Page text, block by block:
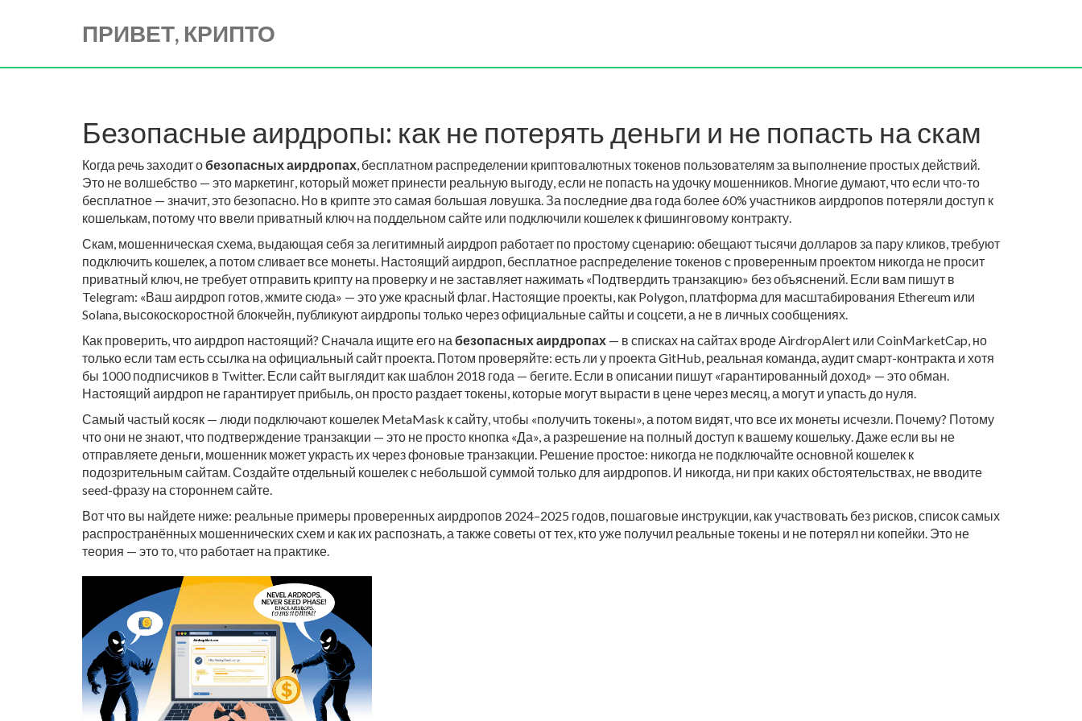
ПРИВЕТ, КРИПТО
Безопасные аирдропы: как не потерять деньги и не попасть на скам
Когда речь заходит обезопасных аирдропах, бесплатном распределении криптовалютных токенов пользователям за выполнение простых действий.
Это не волшебство — это маркетинг, который может принести реальную выгоду, если не попасть на удочку мошенников. Многие думают, что если что-то
бесплатное — значит, это безопасно. Но в крипте это самая большая ловушка. За последние два года более 60% участников аирдропов потеряли доступ к
кошелькам, потому что ввели приватный ключ на поддельном сайте или подключили кошелек к фишинговому контракту.
Скам, мошенническая схема, выдающая себя за легитимный аирдроп работает по простому сценарию: обещают тысячи долларов за пару кликов, требуют
подключить кошелек, а потом сливает все монеты. Настоящий аирдроп, бесплатное распределение токенов с проверенным проектом никогда не просит
приватный ключ, не требует отправить крипту на проверку и не заставляет нажимать «Подтвердить транзакцию» без объяснений. Если вам пишут в
Telegram: «Ваш аирдроп готов, жмите сюда» — это уже красный флаг. Настоящие проекты, как Polygon, платформа для масштабирования Ethereum или
Solana, высокоскоростной блокчейн, публикуют аирдропы только через официальные сайты и соцсети, а не в личных сообщениях.
Как проверить, что аирдроп настоящий? Сначала ищите его на безопасных аирдропах — в списках на сайтах вроде AirdropAlert или CoinMarketCap, но
только если там есть ссылка на официальный сайт проекта. Потом проверяйте: есть ли у проекта GitHub, реальная команда, аудит смарт-контракта и хотя
бы 1000 подписчиков в Twitter. Если сайт выглядит как шаблон 2018 года — бегите. Если в описании пишут «гарантированный доход» — это обман.
Настоящий аирдроп не гарантирует прибыль, он просто раздает токены, которые могут вырасти в цене через месяц, а могут и упасть до нуля.
Самый частый косяк — люди подключают кошелек MetaMask к сайту, чтобы «получить токены», а потом видят, что все их монеты исчезли. Почему? Потому
что они не знают, что подтверждение транзакции — это не просто кнопка «Да», а разрешение на полный доступ к вашему кошельку. Даже если вы не
отправляете деньги, мошенник может украсть их через фоновые транзакции. Решение простое: никогда не подключайте основной кошелек к
подозрительным сайтам. Создайте отдельный кошелек с небольшой суммой только для аирдропов. И никогда, ни при каких обстоятельствах, не вводите
seed-фразу на стороннем сайте.
Вот что вы найдете ниже: реальные примеры проверенных аирдропов 2024–2025 годов, пошаговые инструкции, как участвовать без рисков, список самых
распространённых мошеннических схем и как их распознать, а также советы от тех, кто уже получил реальные токены и не потерял ни копейки. Это не
теория — это то, что работает на практике.